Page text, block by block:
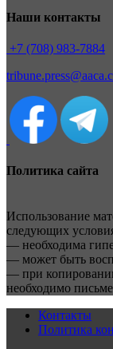
Наши контакты
+7 (708) 983-7884
Политика сайта
Использование
следующих
— необходима
— может быть
— при
необходимо
Контакты
Политика